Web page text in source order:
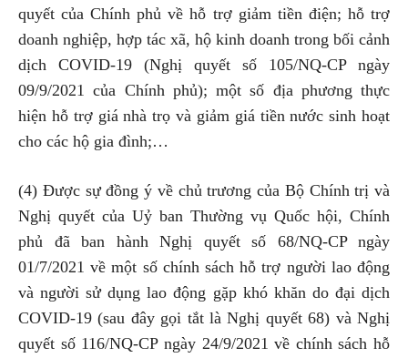
quyết của Chính phủ về hỗ trợ giảm tiền điện; hỗ trợ
doanh nghiệp, hợp tác xã, hộ kinh doanh trong bối cảnh
dịch COVID-19 (Nghị quyết số 105/NQ-CP ngày
09/9/2021 của Chính phủ); một số địa phương thực
hiện hỗ trợ giá nhà trọ và giảm giá tiền nước sinh hoạt
cho các hộ gia đình;…
(4) Được sự đồng ý về chủ trương của Bộ Chính trị và
Nghị quyết của Uỷ ban Thường vụ Quốc hội, Chính
phủ đã ban hành Nghị quyết số 68/NQ-CP ngày
01/7/2021 về một số chính sách hỗ trợ người lao động
và người sử dụng lao động gặp khó khăn do đại dịch
COVID-19 (sau đây gọi tắt là Nghị quyết 68) và Nghị
quyết số 116/NQ-CP ngày 24/9/2021 về chính sách hỗ